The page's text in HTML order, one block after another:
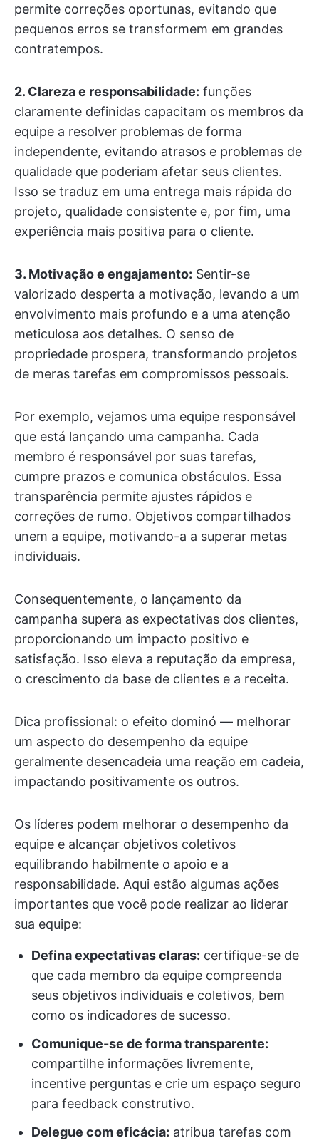
permite correções oportunas, evitando que
pequenos erros se transformem em grandes
contratempos.
2. Clareza e responsabilidade: funções
claramente definidas capacitam os membros da
equipe a resolver problemas de forma
independente, evitando atrasos e problemas de
qualidade que poderiam afetar seus clientes.
Isso se traduz em uma entrega mais rápida do
projeto, qualidade consistente e, por fim, uma
experiência mais positiva para o cliente.
3. Motivação e engajamento: Sentir-se
valorizado desperta a motivação, levando a um
envolvimento mais profundo e a uma atenção
meticulosa aos detalhes. O senso de
propriedade prospera, transformando projetos
de meras tarefas em compromissos pessoais.
Por exemplo, vejamos uma equipe responsável
que está lançando uma campanha. Cada
membro é responsável por suas tarefas,
cumpre prazos e comunica obstáculos. Essa
transparência permite ajustes rápidos e
correções de rumo. Objetivos compartilhados
unem a equipe, motivando-a a superar metas
individuais.
Consequentemente, o lançamento da
campanha supera as expectativas dos clientes,
proporcionando um impacto positivo e
satisfação. Isso eleva a reputação da empresa,
o crescimento da base de clientes e a receita.
Dica profissional: o efeito dominó — melhorar
um aspecto do desempenho da equipe
geralmente desencadeia uma reação em cadeia,
impactando positivamente os outros.
Os líderes podem melhorar o desempenho da
equipe e alcançar objetivos coletivos
equilibrando habilmente o apoio e a
responsabilidade. Aqui estão algumas ações
importantes que você pode realizar ao liderar
sua equipe:
Defina expectativas claras: certifique-se de
que cada membro da equipe compreenda
seus objetivos individuais e coletivos, bem
como os indicadores de sucesso.
Comunique-se de forma transparente:
compartilhe informações livremente,
incentive perguntas e crie um espaço seguro
para feedback construtivo.
Delegue com eficácia: atribua tarefas com